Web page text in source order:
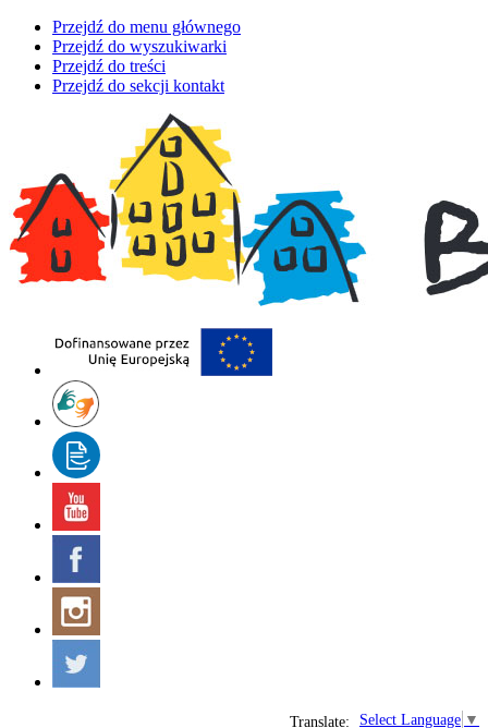
Przejdź do menu głównego
Przejdź do wyszukiwarki
Przejdź do treści
Przejdź do sekcji kontakt
Select Language ▼
Translate: